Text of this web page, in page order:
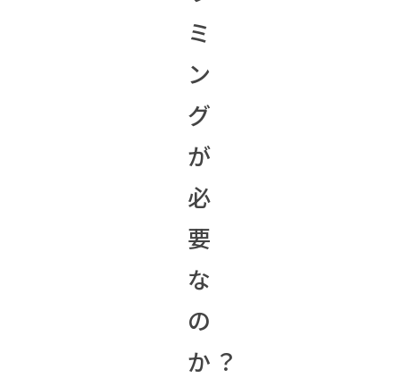
ミ
ン
グ
が
必
要
な
の
か？